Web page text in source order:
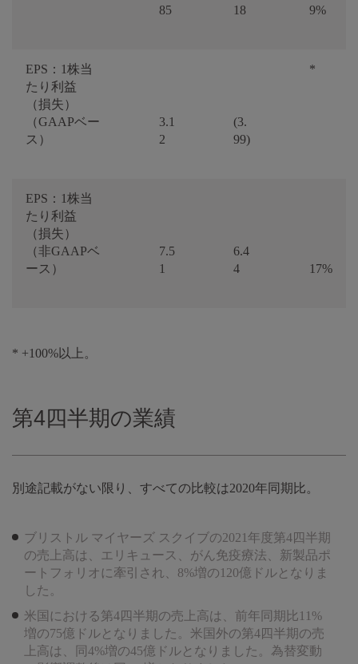
85
18
9%
EPS：1株当
たり利益
（損失）
（GAAPベー
ス）
3.1
2
(3.
99)
*
EPS：1株当
たり利益
（損失）
（非GAAPベ
ース）
7.5
1
6.4
4
17%
* +100%以上。
第4四半期の業績
別途記載がない限り、すべての比較は2020年同期比。
ブリストル マイヤーズ スクイブの2021年度第4四半期
の売上高は、エリキュース、がん免疫療法、新製品ポ
ートフォリオに牽引され、8%増の120億ドルとなりま
した。
米国における第4四半期の売上高は、前年同期比11%
増の75億ドルとなりました。米国外の第4四半期の売
上高は、同4%増の45億ドルとなりました。為替変動